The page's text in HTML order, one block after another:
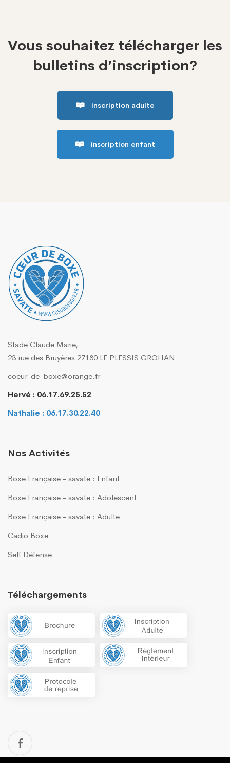
Vous souhaitez télécharger les
bulletins d’inscription?
inscription adulte
inscription enfant
Stade Claude Marie,
23 rue des Bruyères 27180 LE PLESSIS GROHAN
coeur-de-boxe@orange.fr
Hervé : 06.17.69.25.52
Nathalie : 06.17.30.22.40
Nos Activités
Boxe Française - savate : Enfant
Boxe Française - savate : Adolescent
Boxe Française - savate : Adulte
Cadio Boxe
Self Défense
Téléchargements